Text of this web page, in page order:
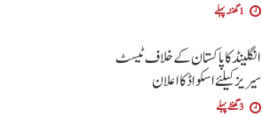
1 گھنٹہ پہلے
انگلینڈ کا پاکستان کے خلاف ٹیسٹ
سیریز کیلئے اسکواڈ کا اعلان
3 گھنٹے پہلے